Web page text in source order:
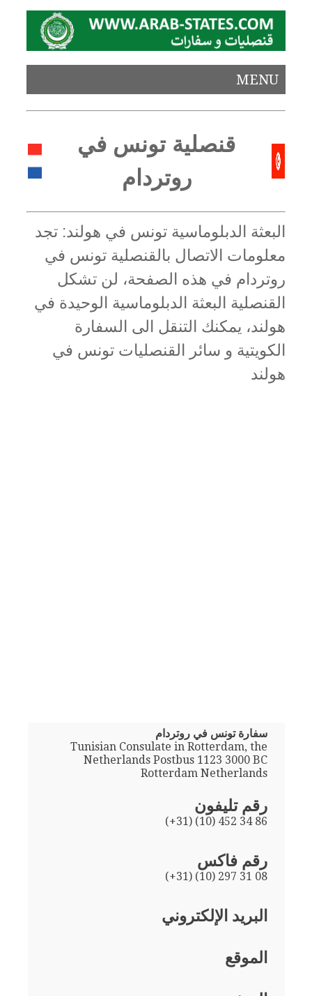
MENU
قنصلية تونس في
روتردام
البعثة الدبلوماسية تونس في هولند: تجد
معلومات الاتصال بالقنصلية تونس في
روتردام في هذه الصفحة، لن تشكل
القنصلية البعثة الدبلوماسية الوحيدة في
هولند، يمكنك التنقل الى السفارة
الكويتية و سائر القنصليات تونس في
هولند
سفارة تونس في روتردام
Tunisian Consulate in Rotterdam, the
Netherlands Postbus 1123 3000 BC
Rotterdam Netherlands
رقم تليفون
(+31) (10) 452 34 86
رقم فاكس
(+31) (10) 297 31 08
البريد الإلكتروني
الموقع